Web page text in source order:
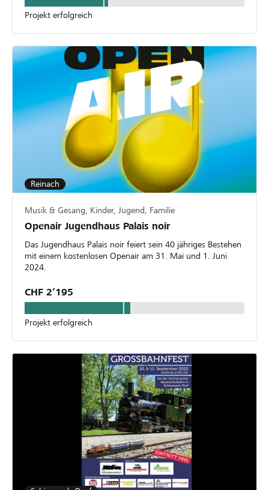
Projekt erfolgreich
Reinach
Musik & Gesang, Kinder, Jugend, Familie
Openair Jugendhaus Palais noir
Das Jugendhaus Palais noir feiert sein 40 jähriges Bestehen
mit einem kostenlosen Openair am 31. Mai und 1. Juni
2024.
CHF 2’195
Projekt erfolgreich